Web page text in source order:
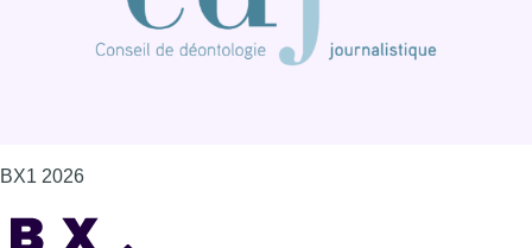
BX1 2026